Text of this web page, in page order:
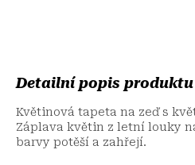
Detailní popis produktu
Květinová tapeta na zeď s
Záplava květin z letní louky
barvy potěší a zahřejí.